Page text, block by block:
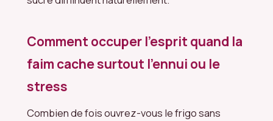
Comment occuper l’esprit quand la
faim cache surtout l’ennui ou le
stress
Combien de fois ouvrez-vous le frigo sans